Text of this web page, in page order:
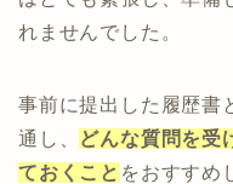
れませんでした。
事前に提出した履歴書
通し、 どんな質問を受
ておくこと をおすすめ